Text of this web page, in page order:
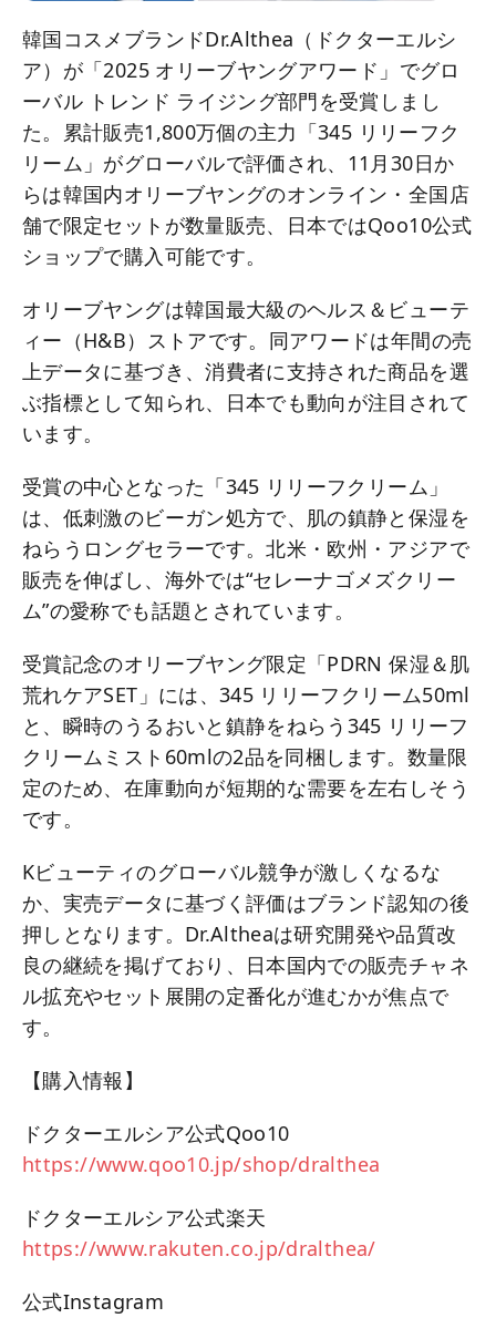
韓国コスメブランドDr.Althea（ドクターエルシ
ア）が「2025 オリーブヤングアワード」でグロ
ーバル トレンド ライジング部門を受賞しまし
た。累計販売1,800万個の主力「345 リリーフク
リーム」がグローバルで評価され、11月30日か
らは韓国内オリーブヤングのオンライン・全国店
舗で限定セットが数量販売、日本ではQoo10公式
ショップで購入可能です。
オリーブヤングは韓国最大級のヘルス＆ビューテ
ィー（H&B）ストアです。同アワードは年間の売
上データに基づき、消費者に支持された商品を選
ぶ指標として知られ、日本でも動向が注目されて
います。
受賞の中心となった「345 リリーフクリーム」
は、低刺激のビーガン処方で、肌の鎮静と保湿を
ねらうロングセラーです。北米・欧州・アジアで
販売を伸ばし、海外では“セレーナゴメズクリー
ム”の愛称でも話題とされています。
受賞記念のオリーブヤング限定「PDRN 保湿＆肌
荒れケアSET」には、345 リリーフクリーム50ml
と、瞬時のうるおいと鎮静をねらう345 リリーフ
クリームミスト60mlの2品を同梱します。数量限
定のため、在庫動向が短期的な需要を左右しそう
です。
Kビューティのグローバル競争が激しくなるな
か、実売データに基づく評価はブランド認知の後
押しとなります。Dr.Altheaは研究開発や品質改
良の継続を掲げており、日本国内での販売チャネ
ル拡充やセット展開の定番化が進むかが焦点で
す。
【購入情報】
ドクターエルシア公式Qoo10
https://www.qoo10.jp/shop/dralthea
ドクターエルシア公式楽天
https://www.rakuten.co.jp/dralthea/
公式Instagram